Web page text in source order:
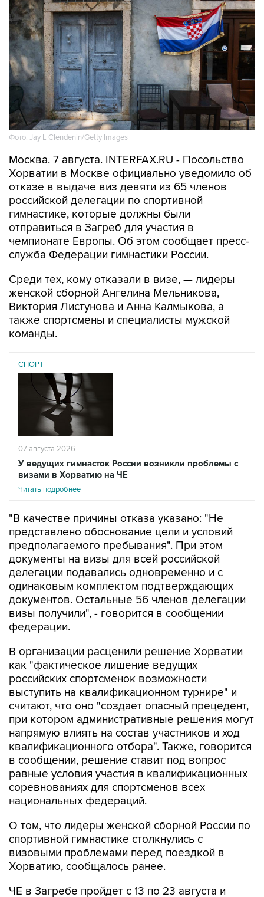
Фото: Jay L Clendenin/Getty Images
Москва. 7 августа. INTERFAX.RU - Посольство
Хорватии в Москве официально уведомило об
отказе в выдаче виз девяти из 65 членов
российской делегации по спортивной
гимнастике, которые должны были
отправиться в Загреб для участия в
чемпионате Европы. Об этом сообщает пресс-
служба Федерации гимнастики России.
Среди тех, кому отказали в визе, — лидеры
женской сборной Ангелина Мельникова,
Виктория Листунова и Анна Калмыкова, а
также спортсмены и специалисты мужской
команды.
СПОРТ
07 августа 2026
У ведущих гимнасток России возникли проблемы с
визами в Хорватию на ЧЕ
Читать подробнее
"В качестве причины отказа указано: "Не
представлено обоснование цели и условий
предполагаемого пребывания". При этом
документы на визы для всей российской
делегации подавались одновременно и с
одинаковым комплектом подтверждающих
документов. Остальные 56 членов делегации
визы получили", - говорится в сообщении
федерации.
В организации расценили решение Хорватии
как "фактическое лишение ведущих
российских спортсменок возможности
выступить на квалификационном турнире" и
считают, что оно "создает опасный прецедент,
при котором административные решения могут
напрямую влиять на состав участников и ход
квалификационного отбора". Также, говорится
в сообщении, решение ставит под вопрос
равные условия участия в квалификационных
соревнованиях для спортсменов всех
национальных федераций.
О том, что лидеры женской сборной России по
спортивной гимнастике столкнулись с
визовыми проблемами перед поездкой в
Хорватию, сообщалось ранее.
ЧЕ в Загребе пройдет с 13 по 23 августа и